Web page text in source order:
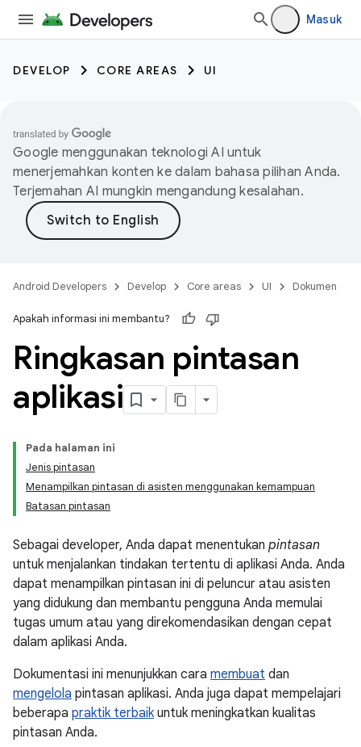
Masuk
DEVELOP CORE AREAS UI
Google menggunakan teknologi AI untuk
menerjemahkan konten ke dalam bahasa pilihan Anda.
Terjemahan AI mungkin mengandung kesalahan.
Android Developers Develop Core areas UI Dokumen
Apakah informasi ini membantu?
Ringkasan pintasan
aplikasi
Pada halaman ini
Jenis pintasan
Menampilkan pintasan di asisten menggunakan kemampuan
Batasan pintasan
Sebagai developer, Anda dapat menentukan pintasan
untuk menjalankan tindakan tertentu di aplikasi Anda. Anda
dapat menampilkan pintasan ini di peluncur atau asisten
yang didukung dan membantu pengguna Anda memulai
tugas umum atau yang direkomendasikan dengan cepat
dalam aplikasi Anda.
Dokumentasi ini menunjukkan cara membuat dan
mengelola pintasan aplikasi. Anda juga dapat mempelajari
beberapa praktik terbaikuntuk meningkatkan kualitas
pintasan Anda.